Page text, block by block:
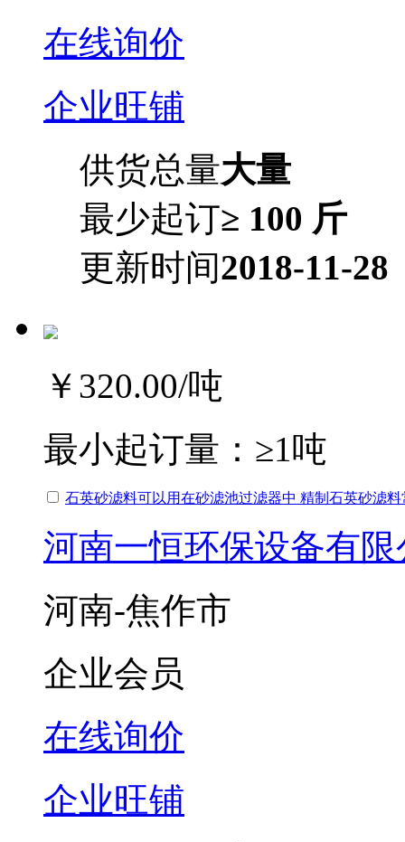
在线询价
企业旺铺
供货总量大量
最少起订≥ 100 斤
更新时间2018-11-28
￥320.00/吨
最小起订量： ≥1吨
石英砂滤料可以用在砂滤池过滤器中 精制石英砂滤
河南一恒环保设备有
河南-焦作市
企业会员
在线询价
企业旺铺